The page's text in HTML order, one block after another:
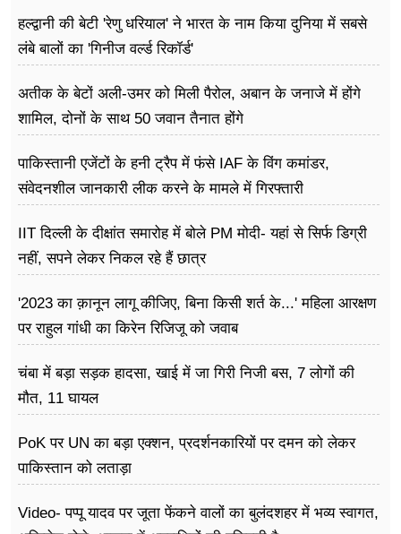
हल्द्वानी की बेटी 'रेणु धरियाल' ने भारत के नाम किया दुनिया में सबसे
लंबे बालों का 'गिनीज वर्ल्ड रिकॉर्ड'
अतीक के बेटों अली-उमर को मिली पैरोल, अबान के जनाजे में होंगे
शामिल, दोनों के साथ 50 जवान तैनात होंगे
पाकिस्तानी एजेंटों के हनी ट्रैप में फंसे IAF के विंग कमांडर,
संवेदनशील जानकारी लीक करने के मामले में गिरफ्तारी
IIT दिल्ली के दीक्षांत समारोह में बोले PM मोदी- यहां से सिर्फ डिग्री
नहीं, सपने लेकर निकल रहे हैं छात्र
'2023 का क़ानून लागू कीजिए, बिना किसी शर्त के...' महिला आरक्षण
पर राहुल गांधी का किरेन रिजिजू को जवाब
चंबा में बड़ा सड़क हादसा, खाई में जा गिरी निजी बस, 7 लोगों की
मौत, 11 घायल
PoK पर UN का बड़ा एक्शन, प्रदर्शनकारियों पर दमन को लेकर
पाकिस्तान को लताड़ा
Video- पप्पू यादव पर जूता फेंकने वालों का बुलंदशहर में भव्य स्वागत,